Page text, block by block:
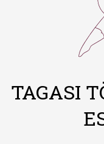
TAGASI